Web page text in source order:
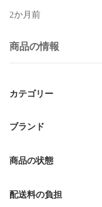
2か月前
商品の情報
カテゴリー
ブランド
商品の状態
配送料の負担